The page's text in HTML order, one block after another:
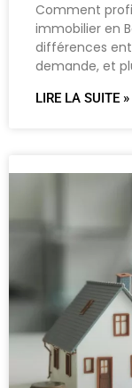
Comment
immobilier en
différences
demande, et
LIRE LA SUITE »